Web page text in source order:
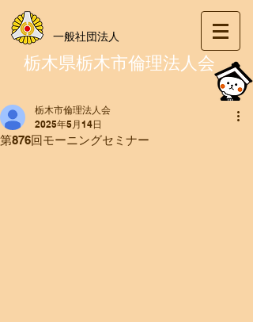
一般社団法人
栃木県栃木市倫理法人会
第876回モーニングセミナー
栃木市倫理法人会
2025年5月14日